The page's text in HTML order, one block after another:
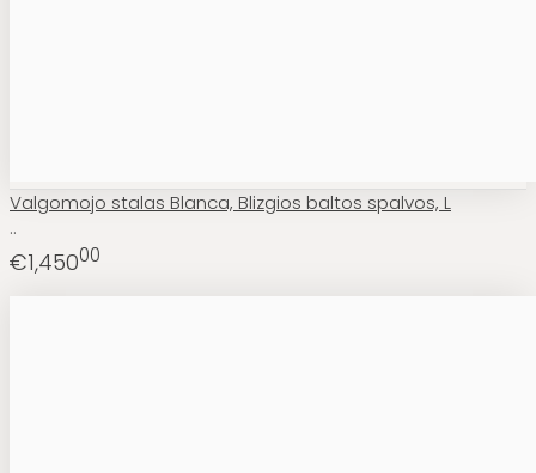
Valgomojo stalas Blanca, Blizgios baltos spalvos, L
..
€1,45000